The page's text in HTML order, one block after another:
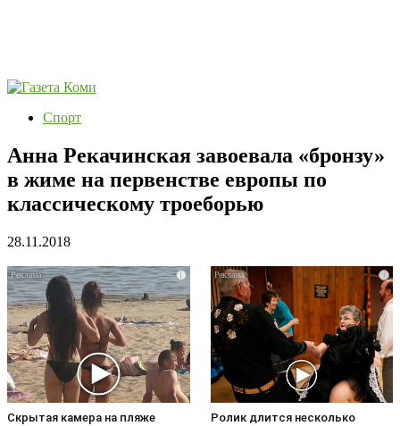
Спорт
Анна Рекачинская завоевала «бронзу»
в жиме на первенстве европы по
классическому троеборью
28.11.2018
i
Скрытая камера на пляже
i
Ролик длится несколько